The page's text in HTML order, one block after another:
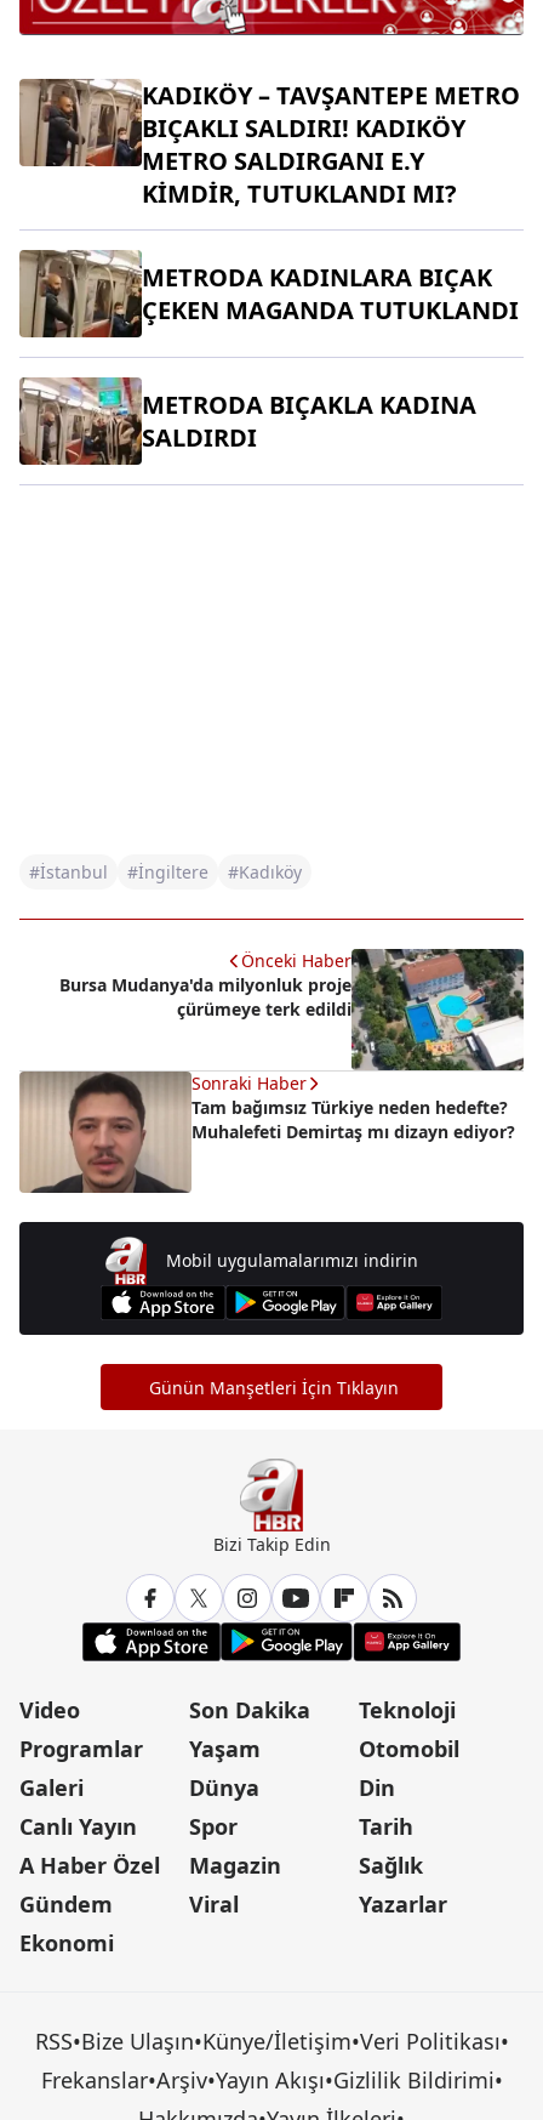
KADIKÖY – TAVŞANTEPE METRO
BIÇAKLI SALDIRI! KADIKÖY
METRO SALDIRGANI E.Y
KİMDİR, TUTUKLANDI MI?
METRODA KADINLARA BIÇAK
ÇEKEN MAGANDA TUTUKLANDI
METRODA BIÇAKLA KADINA
SALDIRDI
#İstanbul #İngiltere #Kadıköy
Önceki Haber
Bursa Mudanya'da milyonluk proje
çürümeye terk edildi
Sonraki Haber
Tam bağımsız Türkiye neden hedefte?
Muhalefeti Demirtaş mı dizayn ediyor?
Mobil uygulamalarımızı indirin
Günün Manşetleri İçin Tıklayın
Bizi Takip Edin
Video
Programlar
Galeri
Canlı Yayın
A Haber Özel
Gündem
Ekonomi
Son Dakika
Yaşam
Dünya
Spor
Magazin
Viral
Teknoloji
Otomobil
Din
Tarih
Sağlık
Yazarlar
RSS•Bize Ulaşın•Künye/İletişim•Veri Politikası•
Frekanslar•Arşiv•Yayın Akışı•Gizlilik Bildirimi•